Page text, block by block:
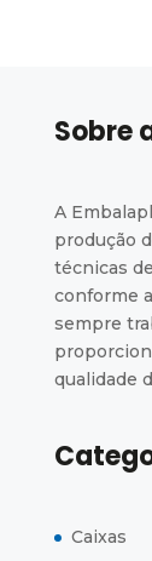
Sobre
A
produção
técnicas
conforme
sempre
qualidade
Caixas